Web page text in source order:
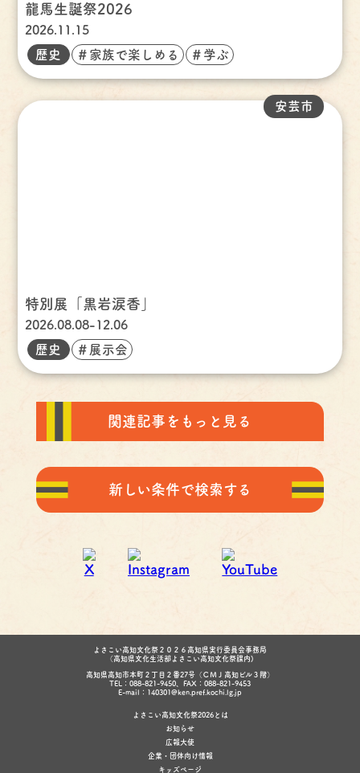
龍馬生誕祭2026
2026.11.15
歴史 ＃家族で楽しめる ＃学ぶ
特別展「黒岩涙香」
2026.08.08-12.06
安芸市
歴史 ＃展示会
関連記事をもっと見る
新しい条件で検索する
よさこい高知文化祭２０２６高知県実行委員会事務局
（高知県文化生活部よさこい高知文化祭課内)
高知県高知市本町２丁目２番27号（ＣＭＪ高知ビル３階）
TEL：088-821-9450、FAX：088-821-9453
E-mail：140301@ken.pref.kochi.lg.jp
よさこい高知文化祭2026とは
お知らせ
広報大使
企業・団体向け情報
キッズページ